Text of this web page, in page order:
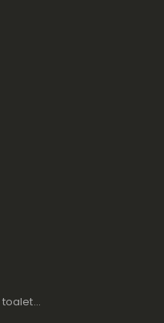
Nawilżany papier toaletowy w rolce - zapas O'Linear